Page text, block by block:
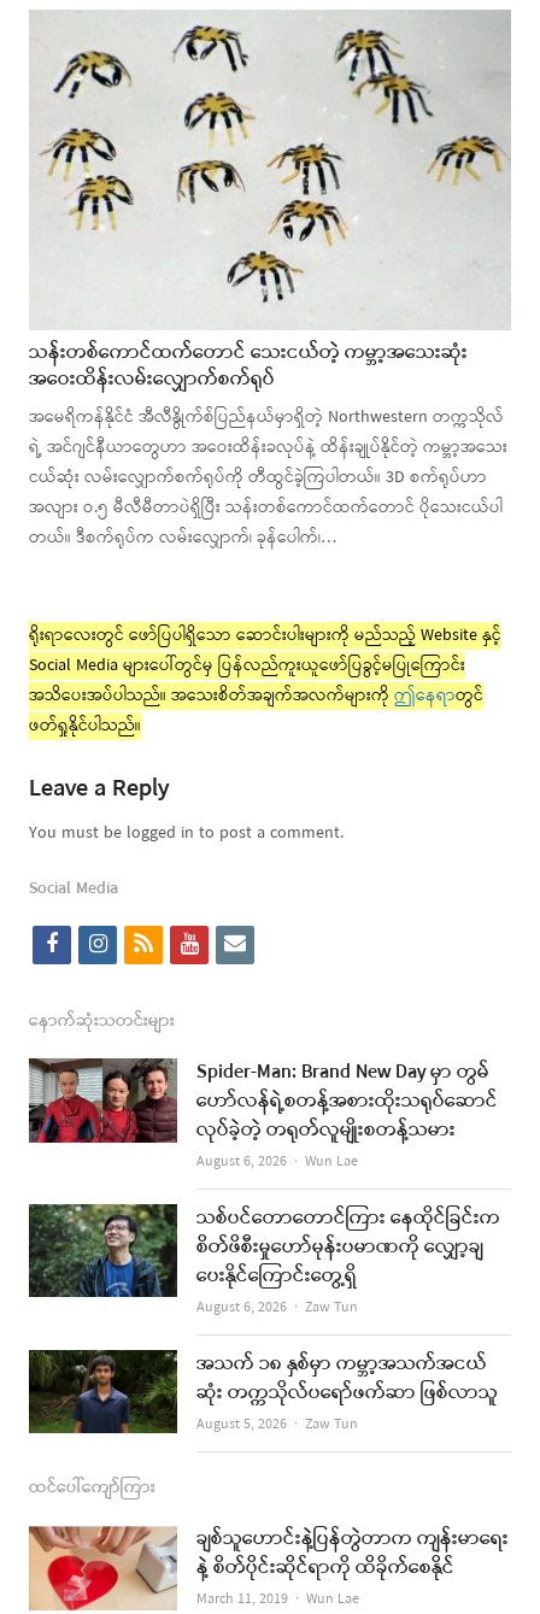
သန်းတစ်ကောင်ထက်တောင် သေးငယ်တဲ့ ကမ္ဘာ့အသေးဆုံး
အဝေးထိန်းလမ်းလျှောက်စက်ရုပ်
အမေရိကန်နိုင်ငံ အီလီနွိုက်စ်ပြည်နယ်မှာရှိတဲ့ Northwestern တက္ကသိုလ်
ရဲ့ အင်ဂျင်နီယာတွေဟာ အဝေးထိန်းခလုပ်နဲ့ ထိန်းချုပ်နိုင်တဲ့ ကမ္ဘာ့အသေး
ငယ်ဆုံး လမ်းလျှောက်စက်ရုပ်ကို တီထွင်ခဲ့ကြပါတယ်။ 3D စက်ရုပ်ဟာ
အလျား ဝ.၅ မီလီမီတာပဲရှိပြီး သန်းတစ်ကောင်ထက်တောင် ပိုသေးငယ်ပါ
တယ်။ ဒီစက်ရုပ်က လမ်းလျှောက်၊ ခုန်ပေါက်၊…
ရိုးရာလေးတွင် ဖော်ပြပါရှိသော ဆောင်းပါးများကို မည်သည့် Website နှင့်
Social Media များပေါ်တွင်မှ ပြန်လည်ကူးယူဖော်ပြခွင့်မပြုကြောင်း
အသိပေးအပ်ပါသည်။ အသေးစိတ်အချက်အလက်များကို ဤနေရာတွင်
ဖတ်ရှုနိုင်ပါသည်။
Leave a Reply
You must be logged in to post a comment.
Social Media
f
c
e
b
o
k
i
s
t
a
g
a
m
r
s
y
t
u
b
e
e
i
l
နောက်ဆုံးသတင်းများ
Spider-Man: Brand New Day မှာ တွမ်
ဟော်လန်ရဲ့စတန့်အစားထိုးသရုပ်ဆောင်
လုပ်ခဲ့တဲ့ တရုတ်လူမျိုးစတန့်သမား
August 6, 2026 Author
Wun Lae
သစ်ပင်တောတောင်ကြား နေထိုင်ခြင်းက
စိတ်ဖိစီးမှုဟော်မုန်းပမာဏကို လျှော့ချ
ပေးနိုင်ကြောင်းတွေ့ရှိ
August 6, 2026 Author
Zaw Tun
အသက် ၁၈ နှစ်မှာ ကမ္ဘာ့အသက်အငယ်
ဆုံး တက္ကသိုလ်ပရော်ဖက်ဆာ ဖြစ်လာသူ
August 5, 2026 Author
Zaw Tun
ထင်ပေါ်ကျော်ကြား
ချစ်သူဟောင်းနဲ့ပြန်တွဲတာက ကျန်းမာရေး
နဲ့ စိတ်ပိုင်းဆိုင်ရာကို ထိခိုက်စေနိုင်
March 11, 2019 Author
Wun Lae